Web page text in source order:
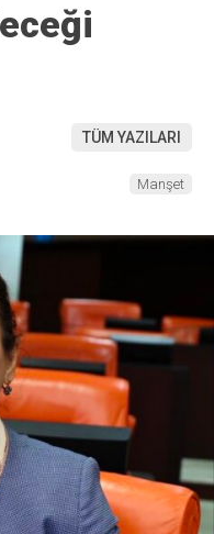
TÜM YAZILARI
Manşet